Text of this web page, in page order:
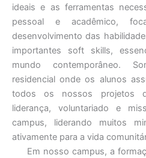
ideais e as ferramentas
pessoal e acadêmico,
desenvolvimento das
importantes soft skills,
mundo contemporâneo.
residencial onde os alunos
todos os nossos projetos
liderança, voluntariado e
campus, liderando muitos
ativamente para a vida
Em nosso campus, a